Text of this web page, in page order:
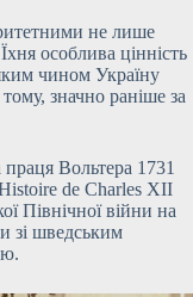
не лише
особлива цінність
чином Україну
значно раніше за
Вольтера 1731
de Charles XII
Північної війни на
зі шведським